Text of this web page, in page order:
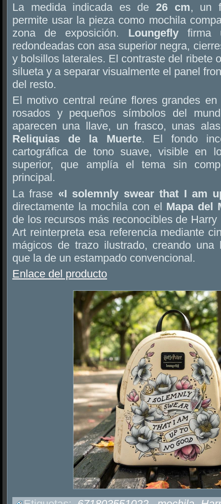
La medida indicada es de 26 cm, un
permite usar la pieza como mochila
zona de exposición. Loungeflyfirma
redondeadas con asa superior negra,
y bolsillos laterales. El contraste del ribete
silueta y a separar visualmente el panel
del resto.
El motivo central reúne flores grandes
rosados y pequeños símbolos del
aparecen una llave, un frasco, unas
Reliquias de la Muerte. El fondo
cartográfica de tono suave, visible en
superior, que amplía el tema sin
principal.
La frase «I solemnly swear that I am
directamente la mochila con el Mapa del
de los recursos más reconocibles de
Art reinterpreta esa referencia mediante
mágicos de trazo ilustrado, creando una
que la de un estampado convencional.
Enlace del producto